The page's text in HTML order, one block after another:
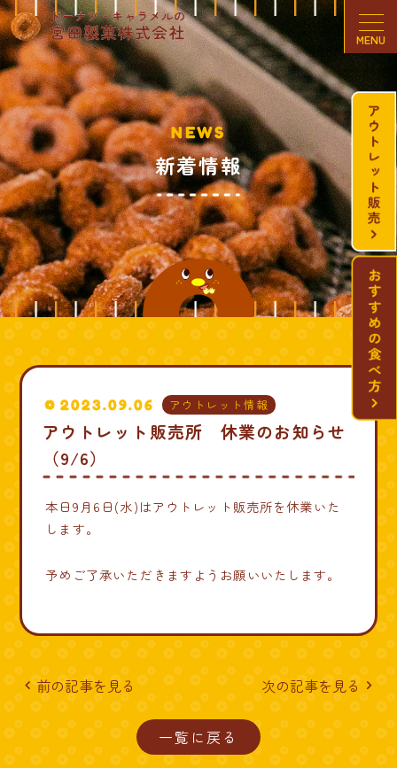
NEWS
新着情報
2023.09.06 アウトレット情報
アウトレット販売所 休業のお知らせ
（9/6）
本日9月6日(水)はアウトレット販売所を休業いた
します。
予めご了承いただきますようお願いいたします。
navigate_before前の記事を見る
一覧に戻る
次の記事を見る navigate_next
MENU